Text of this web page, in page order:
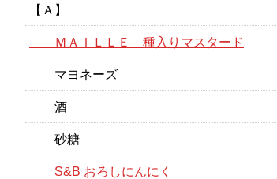
【Ａ】
ＭＡＩＬＬＥ 種入りマスタード
マヨネーズ
酒
砂糖
S&B おろしにんにく